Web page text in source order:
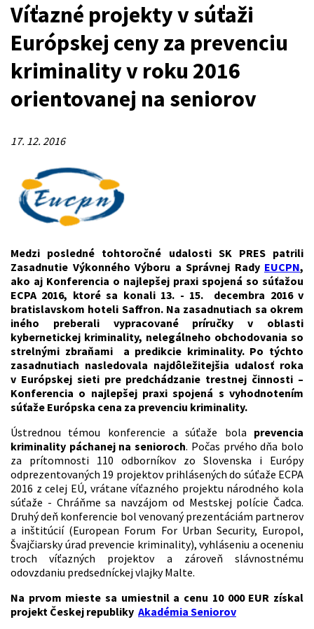
Víťazné projekty v súťaži
Európskej ceny za prevenciu
kriminality v roku 2016
orientovanej na seniorov
17. 12. 2016
Medzi posledné tohtoročné udalosti SK PRES patrili
Zasadnutie Výkonného Výboru a Správnej Rady EUCPN,
ako aj Konferencia o najlepšej praxi spojená so súťažou
ECPA 2016, ktoré sa konali 13. - 15. decembra 2016 v
bratislavskom hoteli Saffron. Na zasadnutiach sa okrem
iného preberali vypracované príručky v oblasti
kybernetickej kriminality, nelegálneho obchodovania so
strelnými zbraňami a predikcie kriminality. Po týchto
zasadnutiach nasledovala najdôležitejšia udalosť roka
v Európskej sieti pre predchádzanie trestnej činnosti –
Konferencia o najlepšej praxi spojená s vyhodnotením
súťaže Európska cena za prevenciu kriminality.
Ústrednou témou konferencie a súťaže bola prevencia
kriminality páchanej na senioroch. Počas prvého dňa bolo
za prítomnosti 110 odborníkov zo Slovenska i Európy
odprezentovaných 19 projektov prihlásených do súťaže ECPA
2016 z celej EÚ, vrátane víťazného projektu národného kola
súťaže - Chráňme sa navzájom od Mestskej polície Čadca.
Druhý deň konferencie bol venovaný prezentáciám partnerov
a inštitúcií (European Forum For Urban Security, Europol,
Švajčiarsky úrad prevencie kriminality), vyhláseniu a oceneniu
troch víťazných projektov a zároveň slávnostnému
odovzdaniu predsedníckej vlajky Malte.
Na prvom mieste sa umiestnil a cenu 10 000 EUR získal
projekt Českej republiky Akadémia Seniorov